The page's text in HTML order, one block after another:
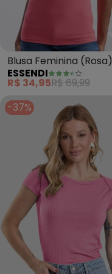
Blusa Feminina (Rosa)
ESSENDI
R$ 34,95R$ 69,99
-37%